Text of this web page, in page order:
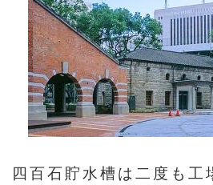
四百石貯水槽は二度も工